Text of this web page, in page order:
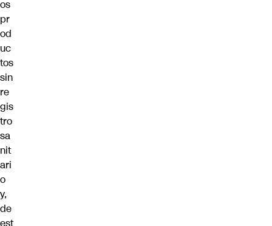
os
pr
od
uc
tos
sin
re
gis
tro
sa
nit
ari
o
y,
de